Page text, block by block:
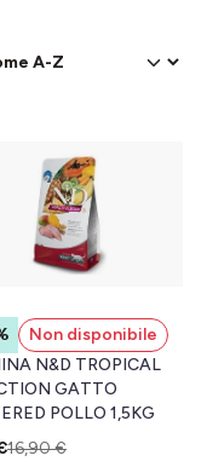
Non disponibile
N&D TROPICAL
GATTO
POLLO 1,5KG
16,90 €